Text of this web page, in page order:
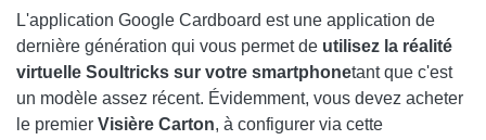
L'application Google Cardboard est une application de
dernière génération qui vous permet de utilisez la réalité
virtuelle Soultricks sur votre smartphonetant que c'est
un modèle assez récent. Évidemment, vous devez acheter
le premier Visière Carton, à configurer via cette